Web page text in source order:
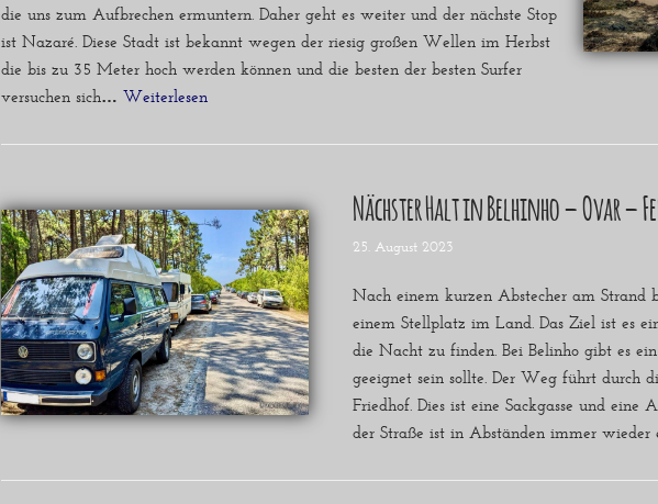
die uns zum Aufbrechen ermuntern. Daher geht es weiter und der nächste Stop
ist Nazaré. Diese Stadt ist bekannt wegen der riesig großen Wellen im Herbst
die bis zu 35 Meter hoch werden können und die besten der besten Surfer
versuchen sich… Weiterlesen »
Nächster Halt in Belhinho – Ovar –
25. August 2023
Nach einem kurzen Abstecher am
einem Stellplatz im Land. Das Ziel ist es
die Nacht zu finden. Bei Belinho gibt es
geeignet sein sollte. Der Weg führt durch
Friedhof. Dies ist eine Sackgasse und
der Straße ist in Abständen immer